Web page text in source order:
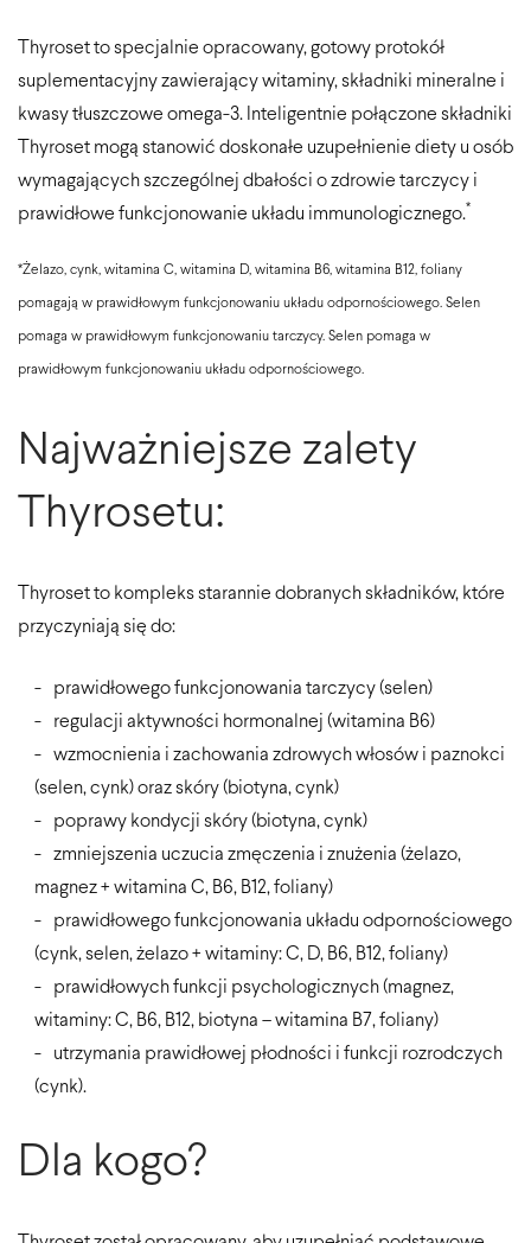
Thyroset to specjalnie opracowany, gotowy protokół
suplementacyjny zawierający witaminy, składniki mineralne i
kwasy tłuszczowe omega-3. Inteligentnie połączone składniki
Thyroset mogą stanowić doskonałe uzupełnienie diety u osób
wymagających szczególnej dbałości o zdrowie tarczycy i
prawidłowe funkcjonowanie układu immunologicznego.*
*Żelazo, cynk, witamina C, witamina D, witamina B6, witamina B12, foliany
pomagają w prawidłowym funkcjonowaniu układu odpornościowego. Selen
pomaga w prawidłowym funkcjonowaniu tarczycy. Selen pomaga w
prawidłowym funkcjonowaniu układu odpornościowego.
Najważniejsze zalety
Thyrosetu:
Thyroset to kompleks starannie dobranych składników, które
przyczyniają się do:
prawidłowego funkcjonowania tarczycy (selen)
regulacji aktywności hormonalnej (witamina B6)
wzmocnienia i zachowania zdrowych włosów i paznokci
(selen, cynk) oraz skóry (biotyna, cynk)
poprawy kondycji skóry (biotyna, cynk)
zmniejszenia uczucia zmęczenia i znużenia (żelazo,
magnez + witamina C, B6, B12, foliany)
prawidłowego funkcjonowania układu odpornościowego
(cynk, selen, żelazo + witaminy: C, D, B6, B12, foliany)
prawidłowych funkcji psychologicznych (magnez,
witaminy: C, B6, B12, biotyna – witamina B7, foliany)
utrzymania prawidłowej płodności i funkcji rozrodczych
(cynk).
Dla kogo?